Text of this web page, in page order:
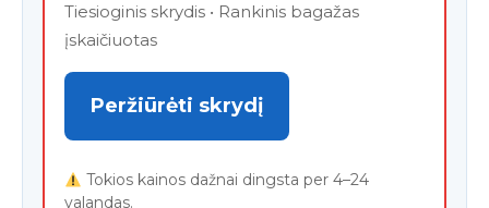
Tiesioginis skrydis • Rankinis bagažas
įskaičiuotas
Peržiūrėti skrydį
Tokios kainos dažnai dingsta per 4–24
valandas.